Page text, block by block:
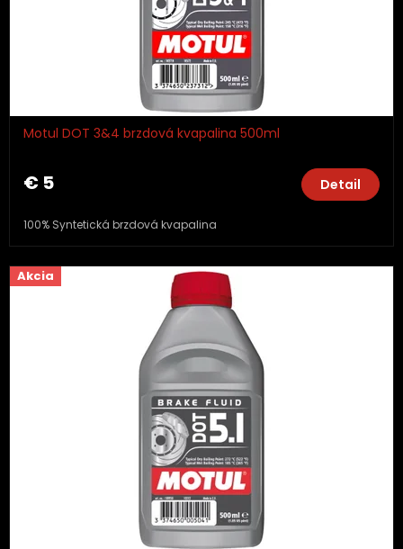
Motul DOT 3&4 brzdová kvapalina 500ml
€ 5 Detail
100% Syntetická brzdová kvapalina
Akcia